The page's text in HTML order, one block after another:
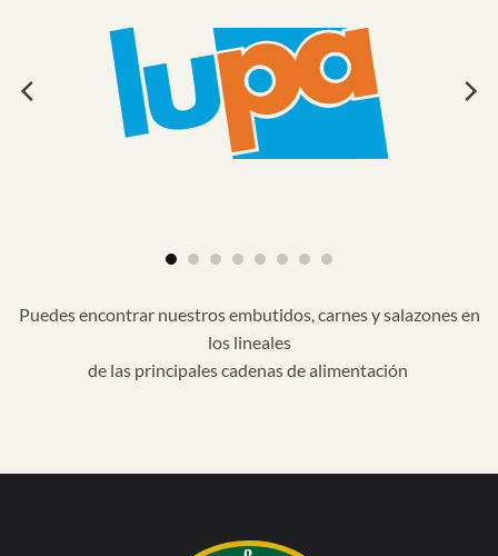
Puedes encontrar nuestros embutidos, carnes y salazones en
los lineales
de las principales cadenas de alimentación